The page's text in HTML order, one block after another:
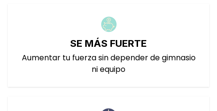
SE MÁS FUERTE
Aumentar tu fuerza sin depender de gimnasio
ni equipo